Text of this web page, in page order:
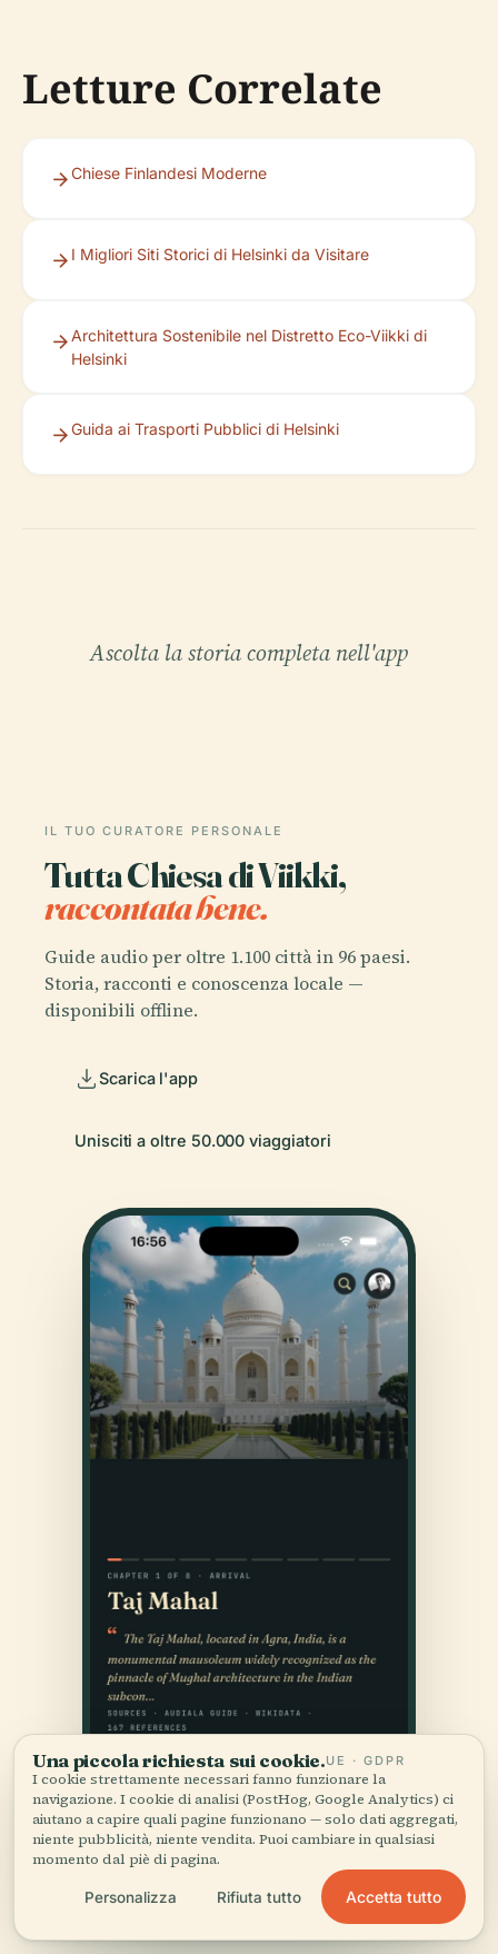
Letture Correlate
Chiese Finlandesi Moderne
I Migliori Siti Storici di Helsinki da Visitare
Architettura Sostenibile nel Distretto Eco-Viikki di
Helsinki
Guida ai Trasporti Pubblici di Helsinki
Ascolta la storia completa nell'app
IL TUO CURATORE PERSONALE
Tutta Chiesa di Viikki,
raccontata bene.
Guide audio per oltre 1.100 città in 96 paesi.
Storia, racconti e conoscenza locale —
disponibili offline.
Scarica l'app
Unisciti a oltre 50.000 viaggiatori
Una piccola richiesta sui cookie.UE · GDPR
I cookie strettamente necessari fanno funzionare la
navigazione. I cookie di analisi (PostHog, Google Analytics) ci
aiutano a capire quali pagine funzionano — solo dati aggregati,
niente pubblicità, niente vendita. Puoi cambiare in qualsiasi
momento dal piè di pagina.
Personalizza Rifiuta tutto Accetta tutto